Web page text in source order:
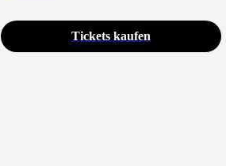
Tickets kaufen